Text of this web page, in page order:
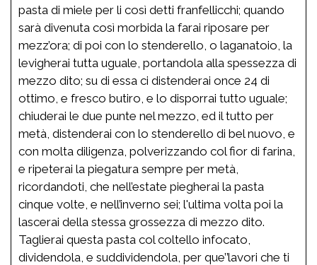
pasta di miele per li così detti franfellicchi; quando
sarà divenuta così morbida la farai riposare per
mezz’ora; di poi con lo stenderello, o laganatoio, la
levigherai tutta uguale, portandola alla spessezza di
mezzo dito; su di essa ci distenderai once 24 di
ottimo, e fresco butiro, e lo disporrai tutto uguale;
chiuderai le due punte nel mezzo, ed il tutto per
metà, distenderai con lo stenderello di bel nuovo, e
con molta diligenza, polverizzando col fior di farina,
e ripeterai la piegatura sempre per metà,
ricordandoti, che nell’estate piegherai la pasta
cinque volte, e nell’inverno sei; l'ultima volta poi la
lascerai della stessa grossezza di mezzo dito.
Taglierai questa pasta col coltello infocato,
dividendola, e suddividendola, per que’’lavori che ti